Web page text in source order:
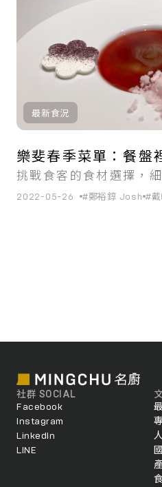
最新食況
樂斐春季菜單：餐盤
挑戰食客的食材選擇，
2022-05-26 #鄭裕錞 Josh #戴
社群 SOCIAL
Facebook
Instagram
LinkedIn
LINE